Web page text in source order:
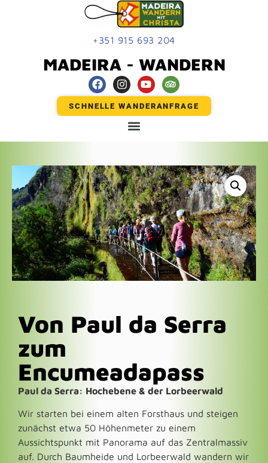
+351 915 693 204
MADEIRA - WANDERN
SCHNELLE WANDERANFRAGE
Von Paul da Serra
zum
Encumeadapass
Paul da Serra: Hochebene & der Lorbeerwald
Wir starten bei einem alten Forsthaus und steigen
zunächst etwa 50 Höhenmeter zu einem
Aussichtspunkt mit Panorama auf das Zentralmassiv
auf. Durch Baumheide und Lorbeerwald wandern wir